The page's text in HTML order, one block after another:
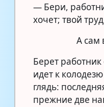
— Бери,
хочет; твой
А сам
Берет
идет к
глядь:
прежние две